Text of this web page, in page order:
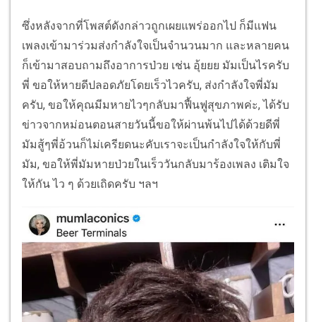
ซึ่งหลังจากที่โพสต์ดังกล่าวถูกเผยแพร่ออกไป ก็มีแฟน
เพลงเข้ามาร่วมส่งกำลังใจเป็นจำนวนมาก และหลายคน
ก็เข้ามาสอบถามถึงอาการป่วย เช่น อุ้ยยย มัมเป็นไรครับ
พี่ ขอให้หายดีปลอดภัยโดยเร็วไวครับ, ส่งกำลังใจพี่มัม
ครับ, ขอให้คุณมีมหายไวๆกลับมาฟื้นฟูสุขภาพค่ะ, ได้รับ
ข่าวจากหม่อนตอนสายวันนี้ขอให้ผ่านพ้นไปได้ด้วยดีพี่
มัมสู้ๆพี่อ้วนก็ไม่เครียดนะคับเราจะเป็นกำลังใจให้กับพี่
มัม, ขอให้พี่มัมหายป่วยในเร็ววันกลับมาร้องเพลง เติมใจ
ให้กัน ไว ๆ ด้วยเถิดครับ ฯลฯ